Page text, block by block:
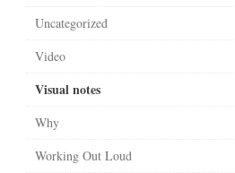
Uncategorized
Video
Visual notes
Why
Working Out Loud